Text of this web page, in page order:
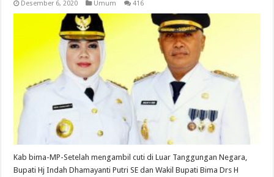
Desember 6, 2020 Umum 416
Kab bima-MP-Setelah mengambil cuti di Luar Tanggungan Negara,
Bupati Hj Indah Dhamayanti Putri SE dan Wakil Bupati Bima Drs H